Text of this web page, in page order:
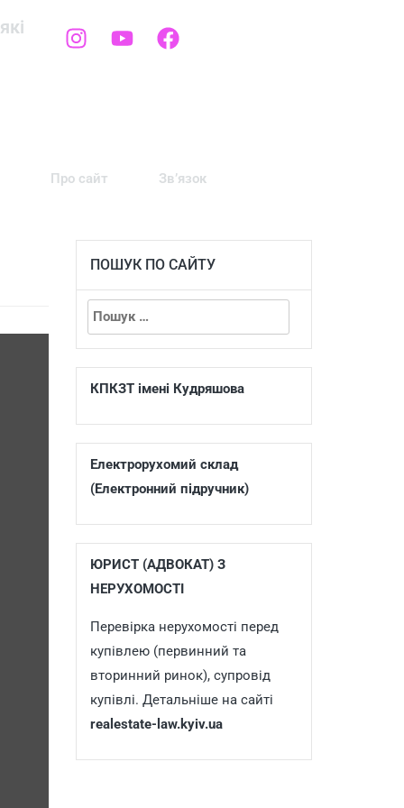
Про сайт Зв’язок
ПОШУК ПО САЙТУ
КПКЗТ імені Кудряшова
Електрорухомий склад
(Електронний підручник)
ЮРИСТ (АДВОКАТ) З
НЕРУХОМОСТІ
Перевірка нерухомості перед
купівлею (первинний та
вторинний ринок), супровід
купівлі. Детальніше на сайті
realestate-law.kyiv.ua